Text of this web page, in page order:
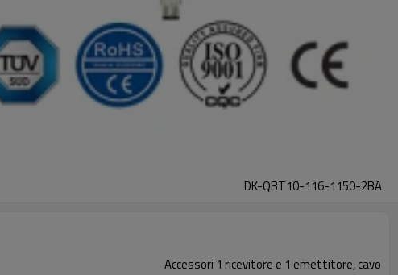
DK-QBT10-116-1150-2BA
Accessori 1 ricevitore e 1 emettitore, cavo